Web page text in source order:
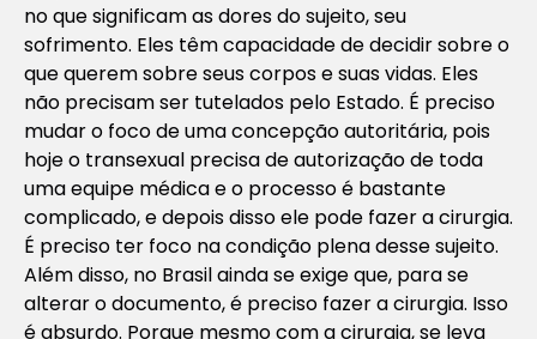
no que significam as dores do sujeito, seu
sofrimento. Eles têm capacidade de decidir sobre o
que querem sobre seus corpos e suas vidas. Eles
não precisam ser tutelados pelo Estado. É preciso
mudar o foco de uma concepção autoritária, pois
hoje o transexual precisa de autorização de toda
uma equipe médica e o processo é bastante
complicado, e depois disso ele pode fazer a cirurgia.
É preciso ter foco na condição plena desse sujeito.
Além disso, no Brasil ainda se exige que, para se
alterar o documento, é preciso fazer a cirurgia. Isso
é absurdo. Porque mesmo com a cirurgia, se leva